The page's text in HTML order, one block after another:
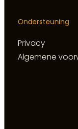
Ondersteuning
Privacy
Algemene